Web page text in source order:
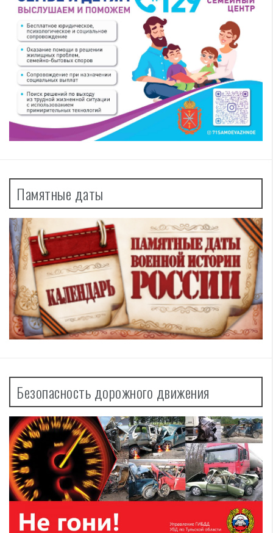
Памятные даты
Безопасность дорожного движения